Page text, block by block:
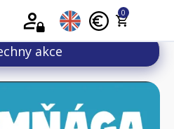
0
akce